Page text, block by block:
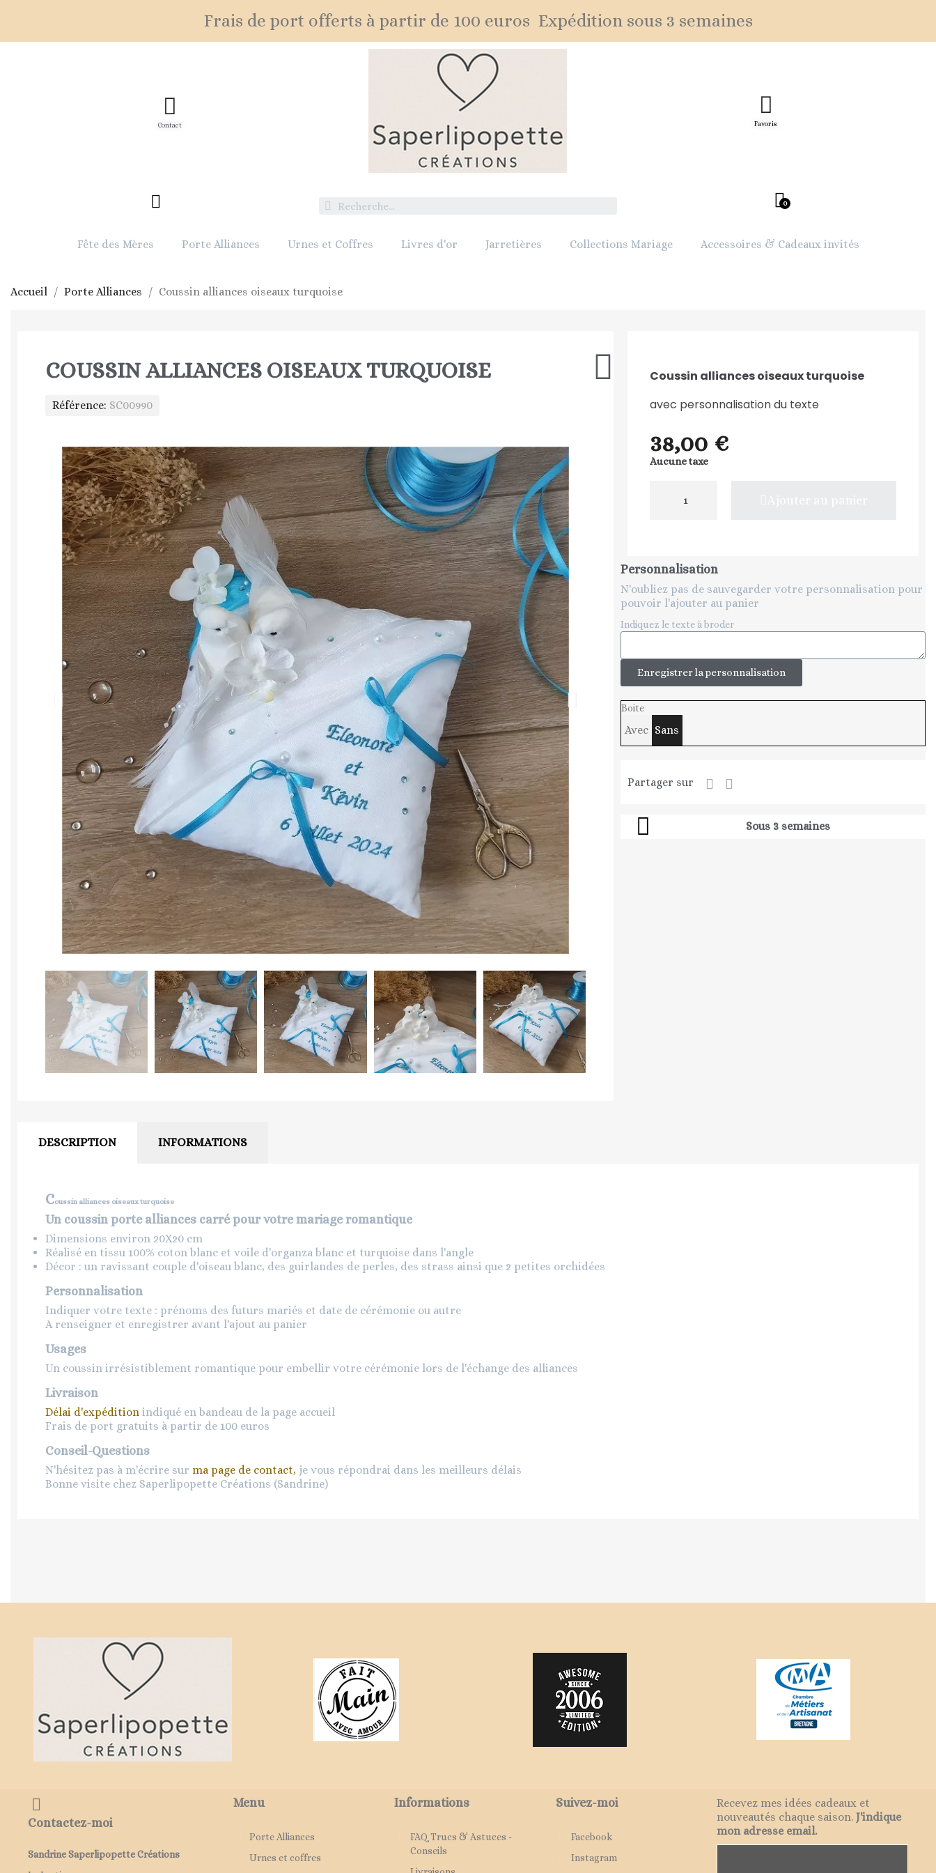
Frais de port offerts à partir de 100 euros Expédition sous 3 semaines
Contact Favoris
Fête des Mères Porte Alliances Urnes et Coffres Livres d'or Jarretières Collections Mariage Accessoires & Cadeaux invités
Accueil Porte Alliances Coussin alliances oiseaux turquoise
COUSSIN ALLIANCES OISEAUX TURQUOISE
Référence SC00990
Coussin alliances oiseaux turquoise
avec personnalisation du texte
38,00 €
Aucune taxe
Personnalisation
N'oubliez pas de sauvegarder votre personnalisation pour
pouvoir l'ajouter au panier
Indiquez le texte à broder
Enregistrer la personnalisation
Boite
Avec Sans
Partager sur
Sous 3 semaines
DESCRIPTION INFORMATIONS
Coussin alliances oiseaux turquoise
Un coussin porte alliances carré pour votre mariage romantique
Dimensions environ 20X20 cm
Réalisé en tissu 100% coton blanc et voile d'organza blanc et turquoise dans l'angle
Décor : un ravissant couple d'oiseau blanc, des guirlandes de perles, des strass ainsi que 2 petites orchidées
Personnalisation
Indiquer votre texte : prénoms des futurs mariés et date de cérémonie ou autre
A renseigner et enregistrer avant l'ajout au panier
Usages
Un coussin irrésistiblement romantique pour embellir votre cérémonie lors de l'échange des alliances
Livraison
Délai d'expédition indiqué en bandeau de la page accueil
Frais de port gratuits à partir de 100 euros
Conseil-Questions
N'hésitez pas à m'écrire sur ma page de contact, je vous répondrai dans les meilleurs délais
Bonne visite chez Saperlipopette Créations (Sandrine)
Contactez-moi
Sandrine Saperlipopette Créations
Menu
Porte Alliances
Urnes et coffres
Informations
FAQ Trucs & Astuces -
Conseils
Suivez-moi
Facebook
Instagram
Recevez mes idées cadeaux et
nouveautés chaque saison. J'indique
mon adresse email.